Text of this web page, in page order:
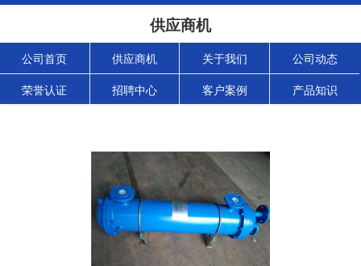
供应商机
公司首页 供应商机 关于我们 公司动态
荣誉认证 招聘中心 客户案例 产品知识